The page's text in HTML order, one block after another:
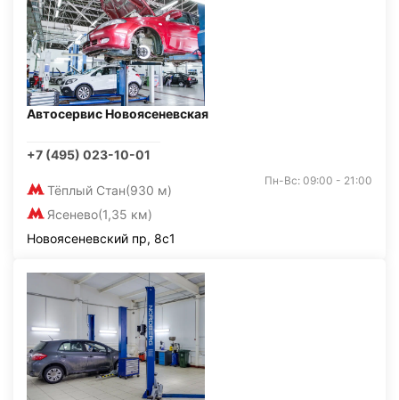
Автосервис Новоясеневская
+7 (495) 023-10-01
Тёплый Стан(930 м)
Ясенево(1,35 км)
Пн-Вс: 09:00 - 21:00
Новоясеневский пр, 8с1